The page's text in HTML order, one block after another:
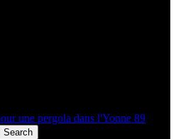
une pergola dans l'Yonne 89
Search